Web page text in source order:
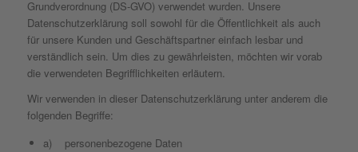
Grundverordnung (DS-GVO) verwendet wurden. Unsere
Datenschutzerklärung soll sowohl für die Öffentlichkeit als auch
für unsere Kunden und Geschäftspartner einfach lesbar und
verständlich sein. Um dies zu gewährleisten, möchten wir vorab
die verwendeten Begrifflichkeiten erläutern.
Wir verwenden in dieser Datenschutzerklärung unter anderem die
folgenden Begriffe:
a) personenbezogene Daten